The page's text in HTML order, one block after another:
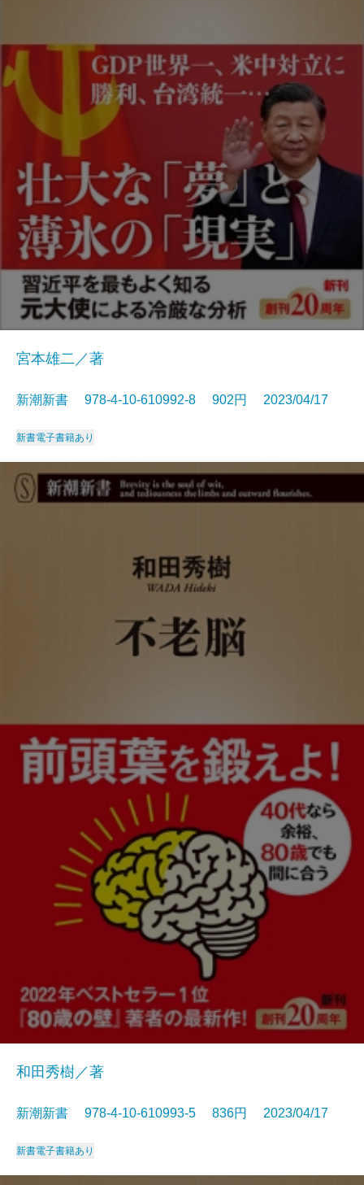
宮本雄二／著
新潮新書 978-4-10-610992-8 902円 2023/04/17
新書電子書籍あり
和田秀樹／著
新潮新書 978-4-10-610993-5 836円 2023/04/17
新書電子書籍あり